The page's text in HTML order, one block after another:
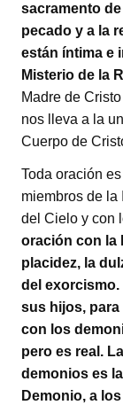
sacramento
pecado y a la
están íntima e
Misterio de la
Madre de
nos lleva a la
Cuerpo de
Toda oración
miembros de
del Cielo y con
oración con la
placidez, la
del exorcismo.
sus hijos,
con los
pero es real.
demonios es
Demonio, a